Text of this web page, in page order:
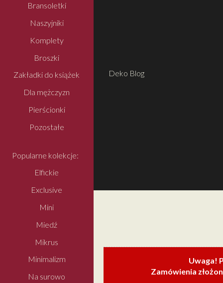
Deko Blog
Bransoletki
Naszyjniki
Komplety
Broszki
Zakładki do książek
Dla mężczyzn
Pierścionki
Pozostałe
Popularne kolekcje:
Elfickie
Exclusive
Mini
Miedź
Mikrus
Minimalizm
Na surowo
Uwaga!
Zamówienia